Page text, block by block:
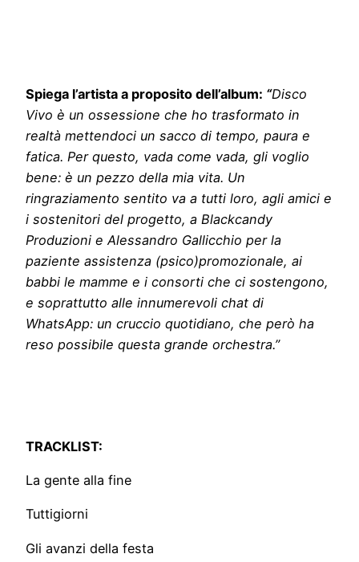
Spiega l’artista a proposito dell’album: “Disco
Vivo è un ossessione che ho trasformato in
realtà mettendoci un sacco di tempo, paura e
fatica. Per questo, vada come vada, gli voglio
bene: è un pezzo della mia vita. Un
ringraziamento sentito va a tutti loro, agli amici e
i sostenitori del progetto, a Blackcandy
Produzioni e Alessandro Gallicchio per la
paziente assistenza (psico)promozionale, ai
babbi le mamme e i consorti che ci sostengono,
e soprattutto alle innumerevoli chat di
WhatsApp: un cruccio quotidiano, che però ha
reso possibile questa grande orchestra.”
TRACKLIST:
La gente alla fine
Tuttigiorni
Gli avanzi della festa